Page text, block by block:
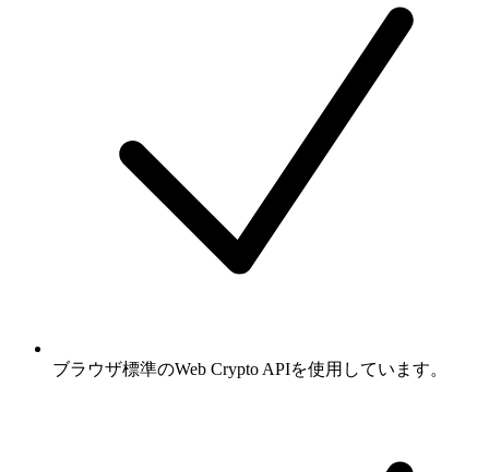
ブラウザ標準のWeb Crypto APIを使用しています。